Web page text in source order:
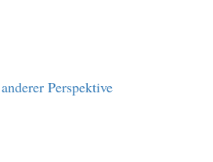
Perspektive